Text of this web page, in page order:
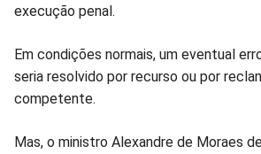
execução penal.
Em condições normais, um eventual
seria resolvido por recurso ou por
competente.
Mas, o ministro Alexandre de Moraes